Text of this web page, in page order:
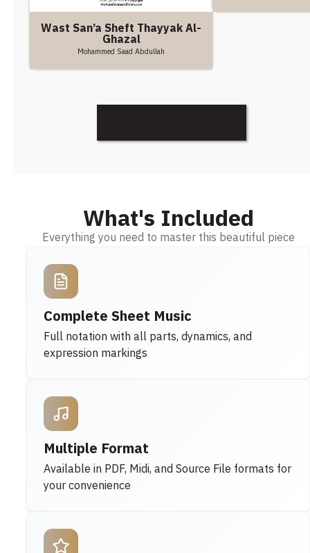
Wast San’a Sheft Thayyak Al-
Ghazal
Mohammed Saad Abdullah
What's Included
Everything you need to master this beautiful piece
Complete Sheet Music
Full notation with all parts, dynamics, and
expression markings
Multiple Format
Available in PDF, Midi, and Source File formats for
your convenience